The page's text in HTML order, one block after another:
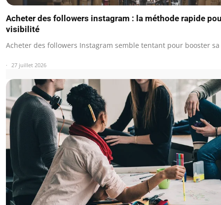
Acheter des followers instagram : la méthode rapide
visibilité
Acheter des followers Instagram semble tentant pour booster
27 juillet 2026